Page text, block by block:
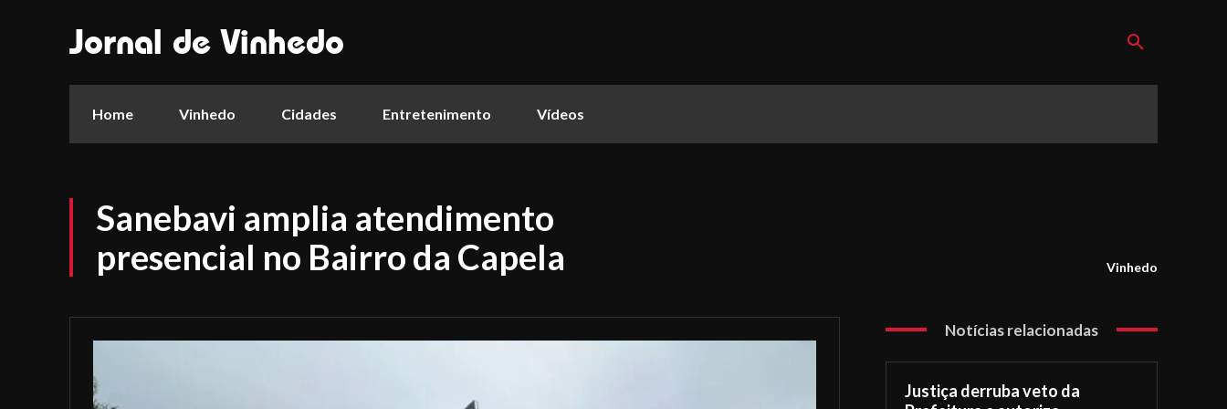
Jornal de Vinhedo
Home Vinhedo Cidades Entretenimento Vídeos
Sanebavi amplia atendimento
presencial no Bairro da Capela
Vinhedo
Notícias relacionadas
Justiça derruba veto da